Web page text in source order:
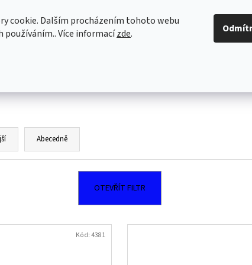
cookie. Dalším procházením tohoto webu
používáním.. Více informacízde.
VĚŠÁKY NA KLÍČE DŘEVĚNÉ PUZZLE PRO
Abecedně
OTEVŘÍT FILTR
Kód:4381
Doporučujeme